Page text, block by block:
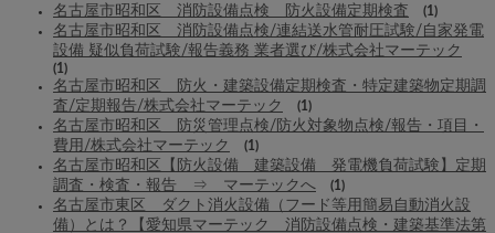
名古屋市昭和区 消防設備点検 防火設備定期検査 (1)
名古屋市昭和区 消防設備点検/連結送水管耐圧試験/自家発電
設備 疑似負荷試験/報告義務 業者選び/株式会社マーテック
(1)
名古屋市昭和区 防火・建築設備定期検査・特定建築物定期調
査/定期報告/株式会社マーテック
(1)
名古屋市昭和区 防災管理点検/防火対象物点検/報告・項目・
費用/株式会社マーテック
(1)
名古屋市昭和区【防火設備 建築設備 発電機負荷試験】定期
調査・検査・報告 ⇒ マーテックへ
(1)
名古屋市東区 ダクト消火設備（フード等用簡易自動消火設
備）とは？【愛知県マーテック 消防設備点検・建築基準法第